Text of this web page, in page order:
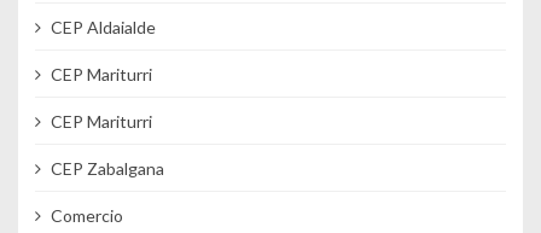
CEP Aldaialde
CEP Mariturri
CEP Mariturri
CEP Zabalgana
Comercio